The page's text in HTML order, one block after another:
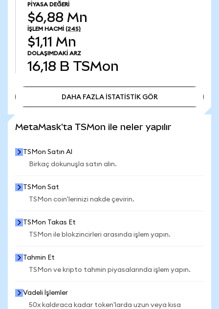
PIYASA DEĞERI
$6,88 Mn
İŞLEM HACMI (24S)
$1,11 Mn
DOLAŞIMDAKI ARZ
16,18 B TSMon
DAHA FAZLA İSTATİSTİK GÖR
MetaMask'ta TSMon ile neler yapılır
TSMon Satın Al
Birkaç dokunuşla satın alın.
TSMon Sat
TSMon coin'lerinizi nakde çevirin.
TSMon Takas Et
TSMon ile blokzincirleri arasında işlem yapın.
Tahmin Et
TSMon ve kripto tahmin piyasalarında işlem yapın.
Vadeli İşlemler
50x kaldıraca kadar token'larda uzun veya kısa